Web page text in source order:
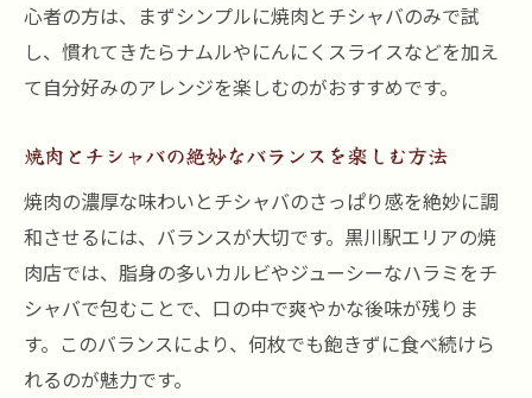
心者の方は、まずシンプルに焼肉とチシャバのみで試
し、慣れてきたらナムルやにんにくスライスなどを加え
て自分好みのアレンジを楽しむのがおすすめです。
焼肉とチシャバの絶妙なバランスを楽しむ方法
焼肉の濃厚な味わいとチシャバのさっぱり感を絶妙に調
和させるには、バランスが大切です。黒川駅エリアの焼
肉店では、脂身の多いカルビやジューシーなハラミをチ
シャバで包むことで、口の中で爽やかな後味が残りま
す。このバランスにより、何枚でも飽きずに食べ続けら
れるのが魅力です。